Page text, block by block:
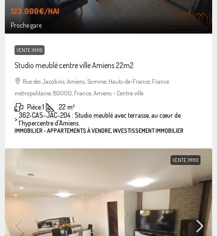
123.000€/HAI
Proche gare
VENTE IMMO
Studio meublé centre ville Amiens 22m2
Rue des Jacobins, Amiens, Somme, Hauts-de-France, France
métropolitaine, 80000, France, Amiens - Centre ville
Pièce:1 22 m²
>:362-CAS-JAC-204 : Studio meublé avec terrasse, au cœur de
l'hypercentre d'Amiens.
IMMOBILIER - APPARTEMENTS À VENDRE, INVESTISSEMENT IMMOBILIER
VENTE IMMO